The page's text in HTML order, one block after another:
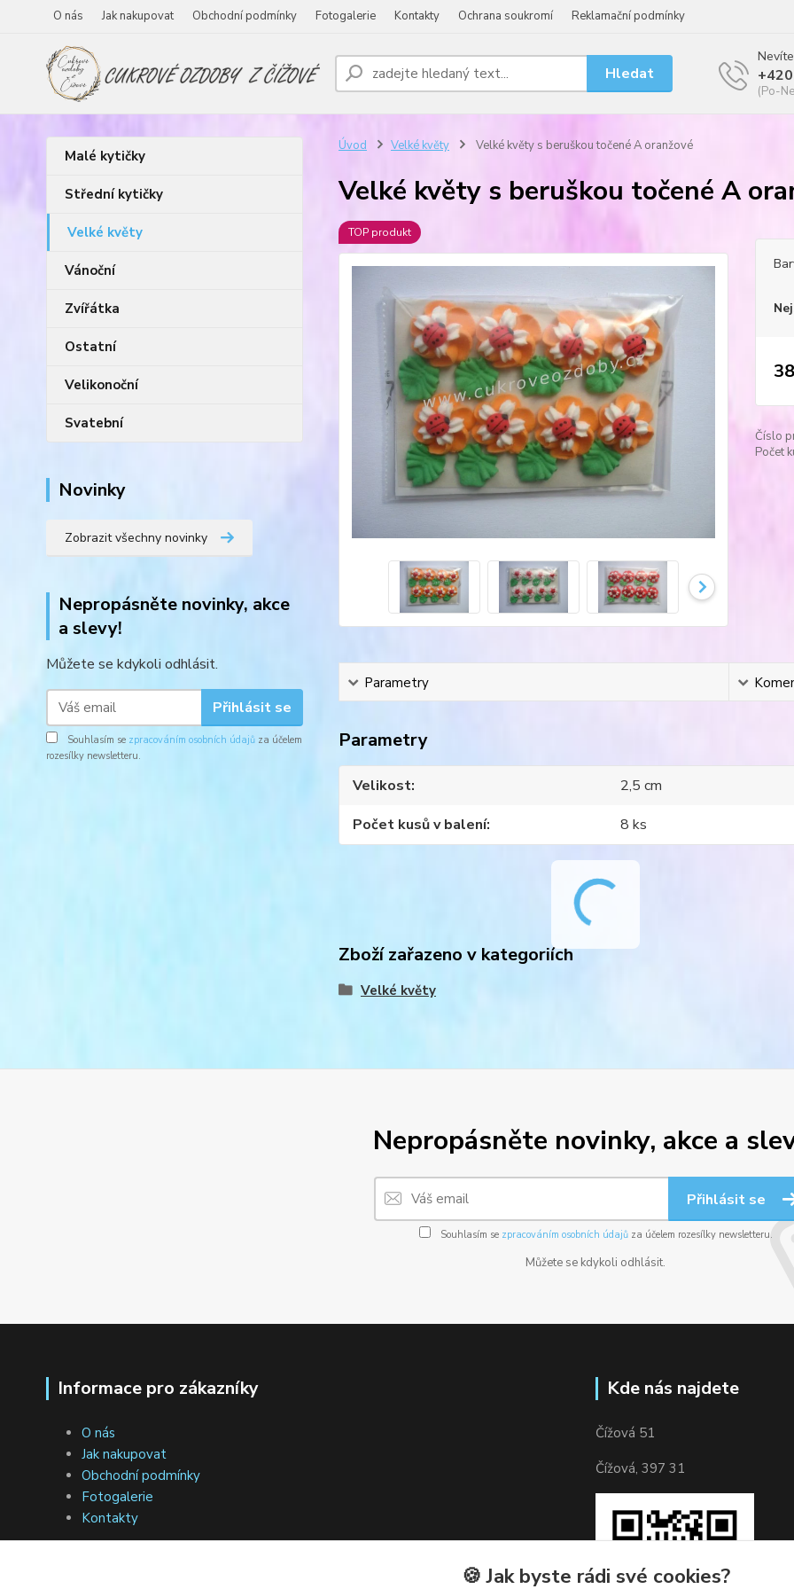
O nás Jak nakupovat Obchodní podmínky Fotogalerie Kontakty Ochrana soukromí Reklamační podmínky
Hledat
(Po-
Malé kytičky
Střední kytičky
Velké květy
Vánoční
Zvířátka
Ostatní
Velikonoční
Svatební
Novinky
Zobrazit všechny novinky
Nepropásněte novinky, akce
a slevy!
Můžete se kdykoli odhlásit.
Přihlásit se
Souhlasím se zpracováním osobních údajů za účelem
rozesílky newsletteru.
Úvod Velké květy Velké květy s beruškou točené A oranžové
Velké květy s beruškou točené A
TOP produkt
Číslo
Počet
Parametry
Parametry
Velikost
2,5 cm
Počet kusů v balení
8 ks
Zboží zařazeno v kategoriích
Velké květy
Nepropásněte novinky, akce a
Přihlásit se
Souhlasím se zpracováním osobních údajůza účelem rozesílky newsletteru.
Můžete se kdykoli odhlásit.
Informace pro zákazníky
O nás
Jak nakupovat
Obchodní podmínky
Fotogalerie
Kontakty
Kde nás najdete
Čížová 51
Čížová, 397 31
🍪 Jak byste rádi své cookies?